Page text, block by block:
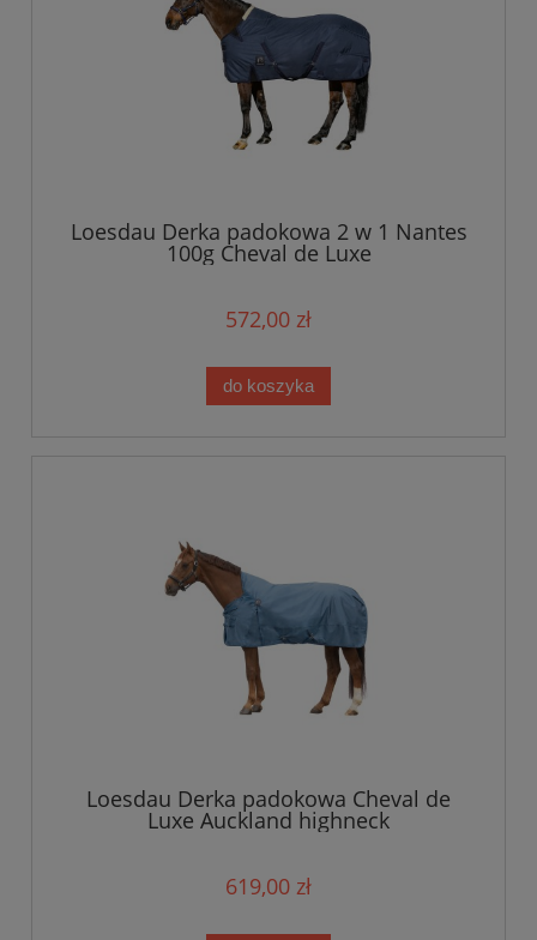
Loesdau Derka padokowa 2 w 1 Nantes
100g Cheval de Luxe
572,00 zł
do koszyka
Loesdau Derka padokowa Cheval de
Luxe Auckland highneck
619,00 zł